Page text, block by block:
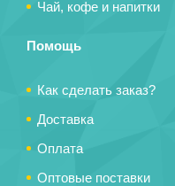
Чай, кофе и напитки
Помощь
Как сделать заказ?
Доставка
Оплата
Оптовые поставки